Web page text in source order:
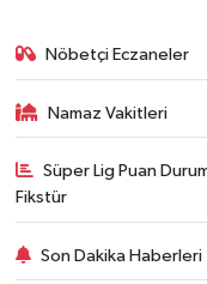
Nöbetçi Eczaneler
Namaz Vakitleri
Süper Lig Puan
Fikstür
Son Dakika Haberleri